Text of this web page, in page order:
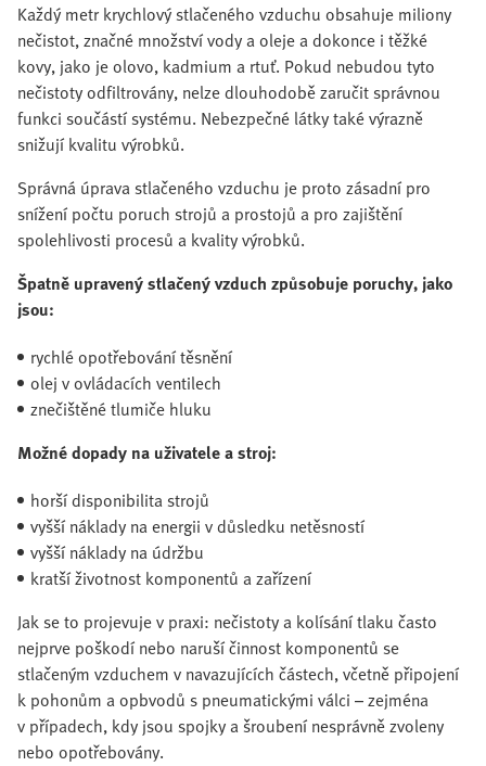
Každý metr krychlový stlačeného vzduchu obsahuje miliony
nečistot, značné množství vody a oleje a dokonce i těžké
kovy, jako je olovo, kadmium a rtuť. Pokud nebudou tyto
nečistoty odfiltrovány, nelze dlouhodobě zaručit správnou
funkci součástí systému. Nebezpečné látky také výrazně
snižují kvalitu výrobků.
Správná úprava stlačeného vzduchu je proto zásadní pro
snížení počtu poruch strojů a prostojů a pro zajištění
spolehlivosti procesů a kvality výrobků.
Špatně upravený stlačený vzduch způsobuje poruchy, jako
jsou:
rychlé opotřebování těsnění
olej v ovládacích ventilech
znečištěné tlumiče hluku
Možné dopady na uživatele a stroj:
horší disponibilita strojů
vyšší náklady na energii v důsledku netěsností
vyšší náklady na údržbu
kratší životnost komponentů a zařízení
Jak se to projevuje v praxi: nečistoty a kolísání tlaku často
nejprve poškodí nebo naruší činnost komponentů se
stlačeným vzduchem v navazujících částech, včetně připojení
k pohonům a opbvodů s pneumatickými válci – zejména
v případech, kdy jsou spojky a šroubení nesprávně zvoleny
nebo opotřebovány.